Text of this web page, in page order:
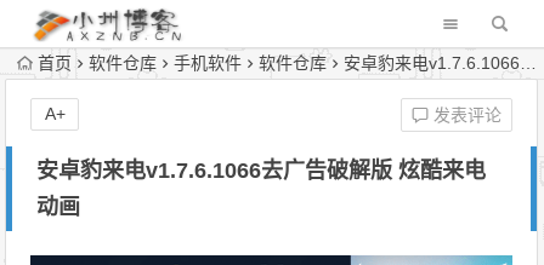
首页 软件仓库 手机软件 软件仓库 安卓豹来电v1.7.6.1066去广告破解版 炫酷来电动画
安卓豹来电v1.7.6.1066去广告破解版 炫酷来电
动画
发表评论
A+